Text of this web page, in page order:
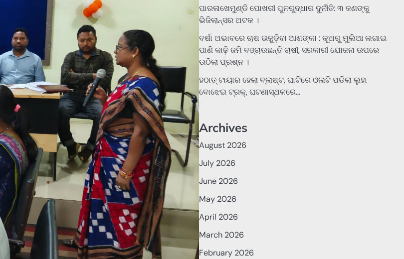
ପାରଳାଖେମୁଣ୍ଡି ପୋଖରୀ ପୁନରୁଦ୍ଧାର ଦୁର୍ନୀତି: ୩ ଜଣଙ୍କୁ
ଭିଜିଲାନ୍ସର ଅଟକ ।
ବର୍ଷା ଅଭାବରେ ଚାଷ ଉଜୁଡ଼ିବା ଆଶଙ୍କା : କୂଅରୁ ମୁଲିଆ ଲଗାଇ
ପାଣି କାଢ଼ି ଜମି ବଞ୍ଚାଉଛନ୍ତି ଚାଷୀ, ସରକାରୀ ଯୋଜନା ଉପରେ
ଉଠିଲା ପ୍ରଶ୍ନ ।
ହଠାତ୍‌ ଟାୟାର ହେଲା ବ୍ଲାଷ୍ଟ, ଘାଟିରେ ଓଲଟି ପଡିଲା ଲୁହା
ବୋଝେଇ ଟ୍ରକ୍‌, ଘଟଣାସ୍ଥଳରେ…
Archives
August 2026
July 2026
June 2026
May 2026
April 2026
March 2026
February 2026